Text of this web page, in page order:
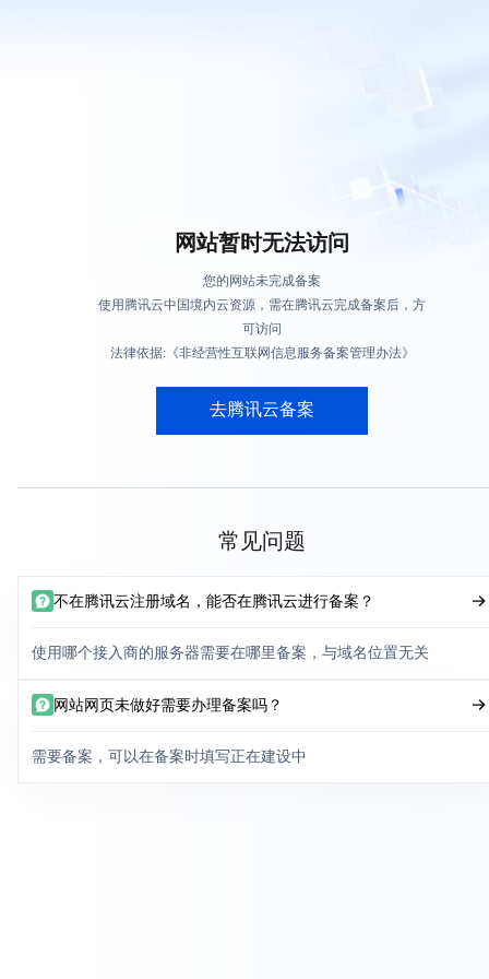
网站暂时无法访问
您的网站未完成备案
使用腾讯云中国境内云资源，需在腾讯云完成备案后，方
可访问
法律依据:《非经营性互联网信息服务备案管理办法》
去腾讯云备案
常见问题
不在腾讯云注册域名，能否在腾讯云进行备案？
使用哪个接入商的服务器需要在哪里备案，与域名位置无关
网站网页未做好需要办理备案吗？
需要备案，可以在备案时填写正在建设中